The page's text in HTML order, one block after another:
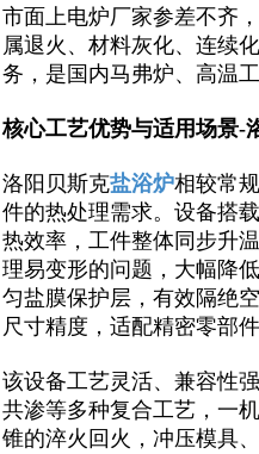
市面上电炉厂家参差不齐
属退火、材料灰化、连续
务，是国内马弗炉、高温
核心工艺优势与适用场景-
洛阳贝斯克盐浴炉相较常
件的热处理需求。设备搭
热效率，工件整体同步升
理易变形的问题，大幅降
匀盐膜保护层，有效隔绝
尺寸精度，适配精密零部件
该设备工艺灵活、兼容性
共渗等多种复合工艺，一
锥的淬火回火，冲压模具